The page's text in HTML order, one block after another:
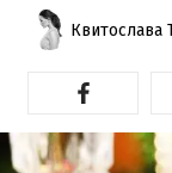
Квитослава